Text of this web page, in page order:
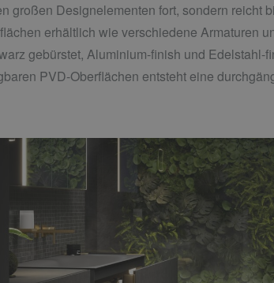
großen Designelementen fort, sondern reicht
erhältlich wie verschiedene Armaturen
gebürstet, Aluminium-finish und Edelstahl-
PVD-Oberflächen entsteht eine